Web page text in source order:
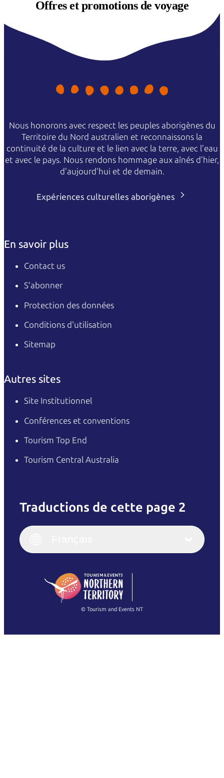
Offres etpromotions de voyage
Nous honorons avec respect les peuples aborigènes du
Territoire du Nord australien et reconnaissons la
continuité de la culture et le lien avec la terre, avec l'eau
et avec le pays. Nous rendons hommage aux aînés d'hier,
d'aujourd'hui et de demain.
Expériences culturelles aborigènes
En savoir plus
Contact us
S’abonner
Protection des données
Conditions d'utilisation
Sitemap
Autres sites
Site Institutionnel
Conférences et conventions
Tourism Top End
Tourism Central Australia
Traductions de cette page 2
English
(Singapore)
Italiano
繁體中文
© Tourism and Events NT